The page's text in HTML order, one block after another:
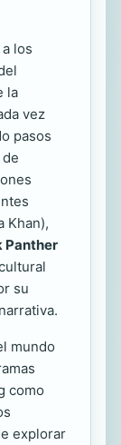
los
la
vez
pasos
Khan),
Panther
su
mundo
como
explorar